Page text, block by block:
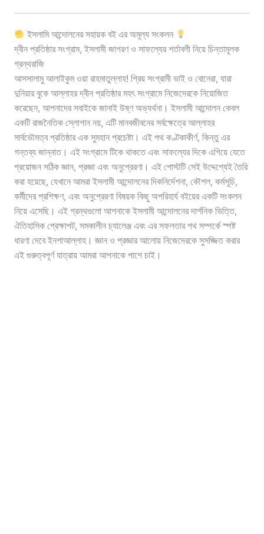
ইসলামি আন্দোলনের সহায়ক বই এর অমূল্য সংকলন
দ্বীন প্রতিষ্ঠার সংগ্রাম, ইসলামী জাগরণ ও সাফল্যের শর্তাবলী নিয়ে চিন্তামূলক
গ্রন্থরাজি
আসসালামু আলাইকুম ওয়া রাহমাতুল্লাহ! প্রিয় সংগ্রামী ভাই ও বোনেরা, যারা
দুনিয়ার বুকে আল্লাহর দ্বীন প্রতিষ্ঠার মহৎ সংগ্রামে নিজেদেরকে নিয়োজিত
করেছেন, আপনাদের সবাইকে জানাই উষ্ণ অভ্যর্থনা। ইসলামী আন্দোলন কেবল
একটি রাজনৈতিক স্লোগান নয়, এটি মানবজীবনের সর্বক্ষেত্রে আল্লাহর
সার্বভৌমত্ব প্রতিষ্ঠার এক সুমহান প্রচেষ্টা। এই পথ কণ্টকাকীর্ণ, কিন্তু এর
গন্তব্য জান্নাত। এই সংগ্রামে টিকে থাকতে এবং সাফল্যের দিকে এগিয়ে যেতে
প্রয়োজন সঠিক জ্ঞান, প্রজ্ঞা এবং অনুপ্রেরণা। এই পোস্টটি সেই উদ্দেশ্যেই তৈরি
করা হয়েছে, যেখানে আমরা ইসলামী আন্দোলনের দিকনির্দেশনা, কৌশল, কর্মসূচি,
কর্মীদের প্রশিক্ষণ, এবং অনুপ্রেরণা বিষয়ক কিছু অপরিহার্য বইয়ের একটি সংকলন
নিয়ে এসেছি। এই গ্রন্থগুলো আপনাকে ইসলামী আন্দোলনের দার্শনিক ভিত্তি,
ঐতিহাসিক প্রেক্ষাপট, সমকালীন চ্যালেঞ্জ এবং এর সফলতার পথ সম্পর্কে স্পষ্ট
ধারণা দেবে ইনশাআল্লাহ। জ্ঞান ও প্রজ্ঞার আলোয় নিজেদেরকে সুসজ্জিত করার
এই গুরুত্বপূর্ণ যাত্রায় আমরা আপনাকে পাশে চাই।